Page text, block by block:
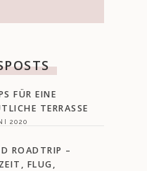
FÜR EINE
TERRASSE
2020
ROADTRIP –
FLUG,